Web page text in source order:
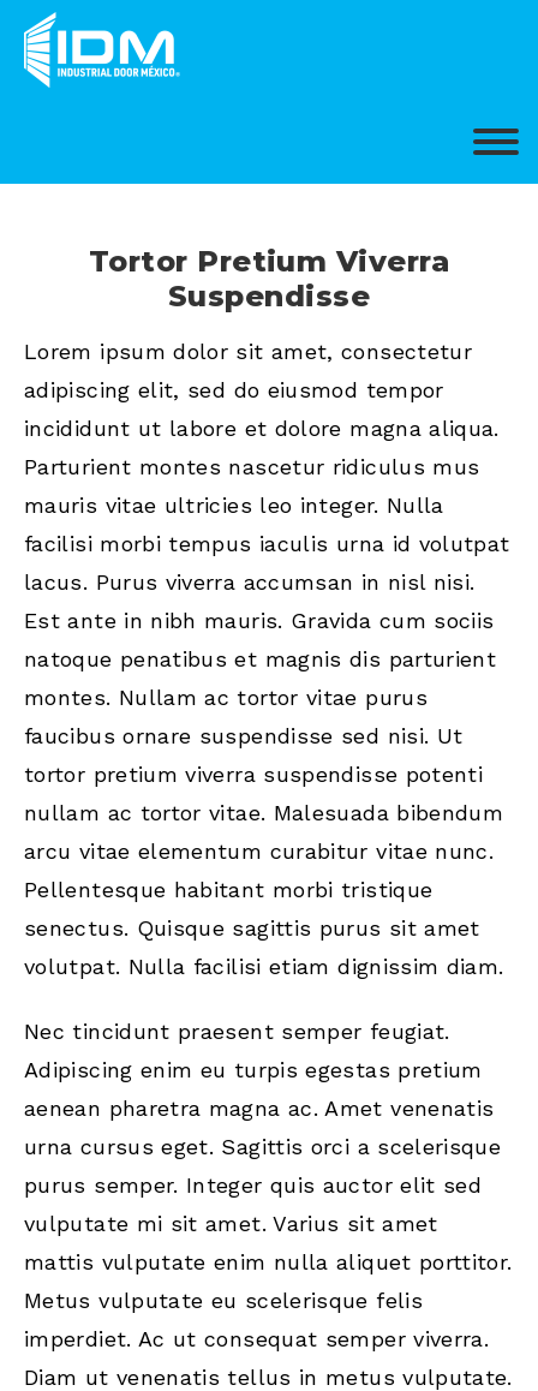
Tortor Pretium Viverra
Suspendisse
Lorem ipsum dolor sit amet, consectetur
adipiscing elit, sed do eiusmod tempor
incididunt ut labore et dolore magna aliqua.
Parturient montes nascetur ridiculus mus
mauris vitae ultricies leo integer. Nulla
facilisi morbi tempus iaculis urna id volutpat
lacus. Purus viverra accumsan in nisl nisi.
Est ante in nibh mauris. Gravida cum sociis
natoque penatibus et magnis dis parturient
montes. Nullam ac tortor vitae purus
faucibus ornare suspendisse sed nisi. Ut
tortor pretium viverra suspendisse potenti
nullam ac tortor vitae. Malesuada bibendum
arcu vitae elementum curabitur vitae nunc.
Pellentesque habitant morbi tristique
senectus. Quisque sagittis purus sit amet
volutpat. Nulla facilisi etiam dignissim diam.
Nec tincidunt praesent semper feugiat.
Adipiscing enim eu turpis egestas pretium
aenean pharetra magna ac. Amet venenatis
urna cursus eget. Sagittis orci a scelerisque
purus semper. Integer quis auctor elit sed
vulputate mi sit amet. Varius sit amet
mattis vulputate enim nulla aliquet porttitor.
Metus vulputate eu scelerisque felis
imperdiet. Ac ut consequat semper viverra.
Diam ut venenatis tellus in metus vulputate.